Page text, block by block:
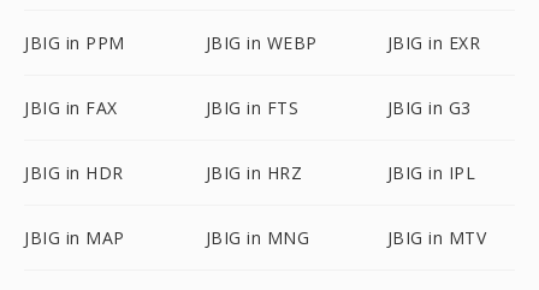
JBIG in PPM JBIG in WEBP JBIG in EXR
JBIG in FAX JBIG in FTS JBIG in G3
JBIG in HDR JBIG in HRZ JBIG in IPL
JBIG in MAP JBIG in MNG JBIG in MTV